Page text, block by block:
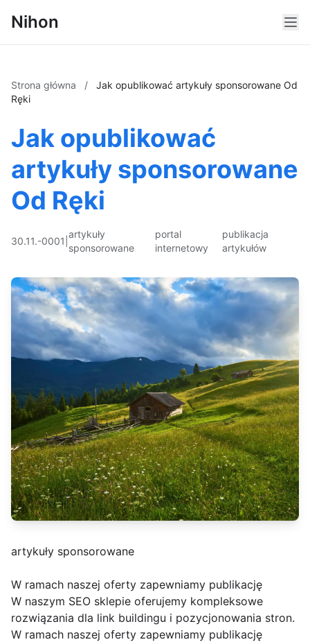
Nihon
Strona główna /
Jak opublikować artykuły sponsorowane Od
Ręki
Jak opublikować
artykuły sponsorowane
Od Ręki
30.11.-0001
artykuły
sponsorowane
portal
internetowy
publikacja
artykułów
artykuły sponsorowane
W ramach naszej oferty zapewniamy publikację
W naszym SEO sklepie oferujemy kompleksowe
rozwiązania dla link buildingu i pozycjonowania stron.
W ramach naszej oferty zapewniamy publikację